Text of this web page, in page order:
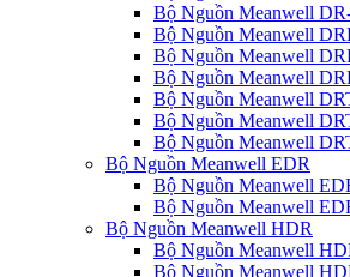
Bộ Nguồn Meanwell
Bộ Nguồn Meanwell
Bộ Nguồn Meanwell
Bộ Nguồn Meanwell
Bộ Nguồn Meanwell
Bộ Nguồn Meanwell
Bộ Nguồn Meanwell
Bộ Nguồn Meanwell EDR
Bộ Nguồn Meanwell
Bộ Nguồn Meanwell
Bộ Nguồn Meanwell HDR
Bộ Nguồn Meanwell
Bộ Nguồn Meanwell